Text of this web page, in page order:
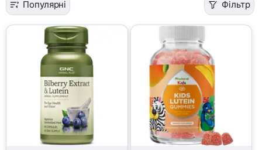
Популярні Фільтр